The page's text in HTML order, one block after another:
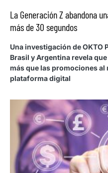
La Generación Z abandona
más de 30 segundos
Una investigación de OKTO
Brasil y Argentina revela
más que las promociones al
plataforma digital